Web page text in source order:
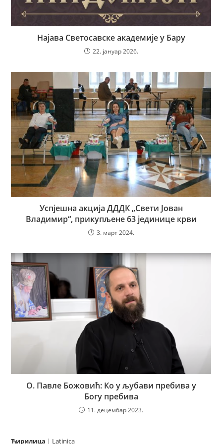
Најава Светосавске академије у Бару
22. јануар 2026.
Успјешна акција ДДДК „Свети Јован
Владимир“, прикупљене 63 јединице крви
3. март 2024.
О. Павле Божовић: Ко у љубави пребива у
Богу пребива
11. децембар 2023.
Ћирилица | Latinica